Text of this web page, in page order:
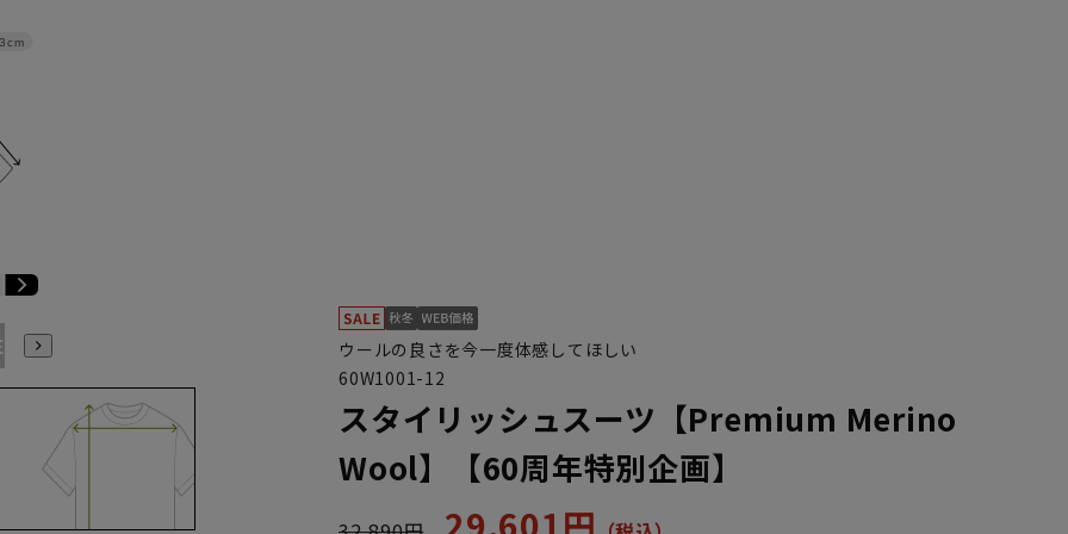
BE4 YA4 YA5 YA6 YA7 YA8
ウールの良さを今一度体感してほしい
60W1001-12
スタイリッシュスーツ【Premium Merino
Wool】【60周年特別企画】
29,601円